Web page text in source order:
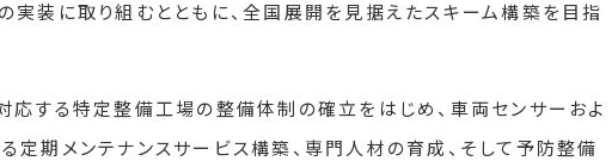
実装に取り組むとともに、全国展開を見据えたスキーム構築を目指
する特定整備工場の整備体制の確立をはじめ、車両センサーおよ
期メンテナンスサービス構築、専門人材の育成、そして予防整備